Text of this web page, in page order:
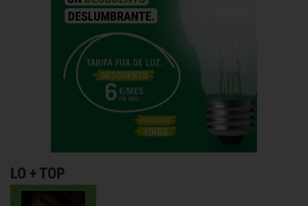
LO + TOP